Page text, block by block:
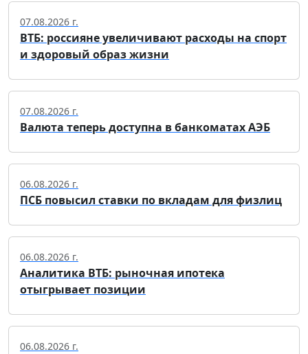
07.08.2026 г.
ВТБ: россияне увеличивают расходы на спорт
и здоровый образ жизни
07.08.2026 г.
Валюта теперь доступна в банкоматах АЭБ
06.08.2026 г.
ПСБ повысил ставки по вкладам для физлиц
06.08.2026 г.
Аналитика ВТБ: рыночная ипотека
отыгрывает позиции
06.08.2026 г.